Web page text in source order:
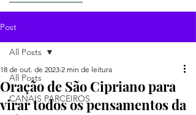
Post
All Posts
CANAIS PARCEIROS
All Posts
Oração de São Cipriano para
virar todos os pensamentos da
18 de out. de 2023 2 min de leitura